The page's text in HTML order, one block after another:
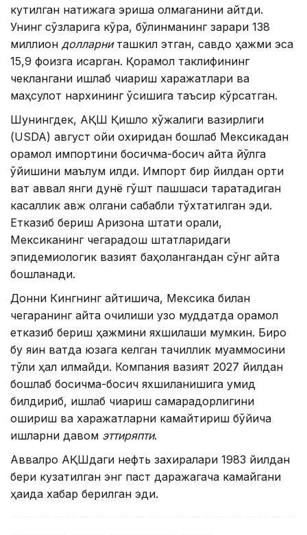
кутилган натижага эриша олмаганини айтди.
Унинг сўзларига кўра, бўлинманинг зарари 138
миллион долларни ташкил этган, савдо ҳажми эса
15,9 фоизга қисқарган. Қорамол таклифининг
чеклангани ишлаб чиқариш харажатлари ва
маҳсулот нархининг ўсишига таъсир кўрсатган.
Шунингдек, АҚШ Қишлоқ хўжалиги вазирлиги
(USDA) август ойи охиридан бошлаб Мексикадан
қорамол импортини босқичма-босқич қайта йўлга
қўйишини маълум қилди. Импорт бир йилдан ортиқ
вақт аввал янги дунё гўшт пашшаси тарқатадиган
касаллик авж олгани сабабли тўхтатилган эди.
Етказиб бериш Аризона штати орқали,
Мексиканинг чегарадош штатларидаги
эпидемиологик вазият баҳолангандан сўнг қайта
бошланади.
Донни Кингнинг айтишича, Мексика билан
чегаранинг қайта очилиши узоқ муддатда қорамол
етказиб бериш ҳажмини яхшилаши мумкин. Бироқ
бу яқин вақтда юзага келган тақчиллик муаммосини
тўлиқ ҳал қилмайди. Компания вазият 2027 йилдан
бошлаб босқичма-босқич яхшиланишига умид
билдириб, ишлаб чиқариш самарадорлигини
ошириш ва харажатларни камайтириш бўйича
ишларни давом эттиряпти.
Аввалроқ АҚШдаги нефть захиралари 1983 йилдан
бери кузатилган энг паст даражагача камайгани
ҳақида хабар берилган эди.